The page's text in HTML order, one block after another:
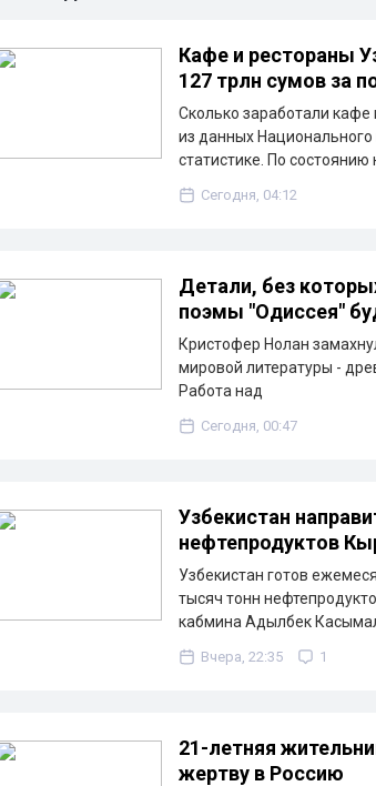
Кафе и рестораны
127 трлн сумов за
Сколько заработали кафе
из данных Национального
статистике. По состоянию
Сегодня, 04:12
Детали, без
поэмы "Одиссея"
Кристофер Нолан
мировой литературы -
Работа над
Сегодня, 00:47
Узбекистан
нефтепродуктов
Узбекистан готов
тысяч тонн
кабмина Адылбек
Вчера, 22:35 1
21-летняя
жертву в Россию